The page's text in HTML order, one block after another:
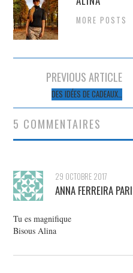
MORE POSTS
Navigation
articles
PREVIOUS ARTICLE
DES IDÉES DE CADEAUX…
5 COMMENTAIRES
29 OCTOBRE 2017
ANNA FERREIRA
Tu es magnifique
Bisous Alina